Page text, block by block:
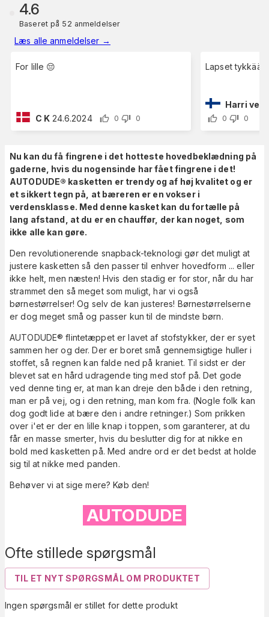
4.6
Baseret på 52 anmeldelser
Læs alle anmeldelser →
For lille 😔
C K 24.6.2024 0 0
Lapset tykkää
Harri
0 0
Ofte stillede spørgsmål
TIL ET NYT SPØRGSMÅL OM PRODUKTET
Ingen spørgsmål er stillet for dette produkt
Nu kan du få fingrene i det hotteste hovedbeklædning på
gaderne, hvis du nogensinde har fået fingrene i det!
AUTODUDE® kasketten er trendy og af høj kvalitet og er
et sikkert tegn på, at bæreren er en vokser i
verdensklasse. Med denne kasket kan du fortælle på
lang afstand, at du er en chauffør, der kan noget, som
ikke alle kan gøre.
Den revolutionerende snapback-teknologi gør det muligt at
justere kasketten så den passer til enhver hovedform ... eller
ikke helt, men næsten! Hvis den stadig er for stor, når du har
strammet den så meget som muligt, har vi også
børnestørrelser! Og selv de kan justeres! Børnestørrelserne
er dog meget små og passer kun til de mindste børn.
AUTODUDE® flintetæppet er lavet af stofstykker, der er syet
sammen her og der. Der er boret små gennemsigtige huller i
stoffet, så regnen kan falde ned på kraniet. Til sidst er der
blevet sat en hård udragende ting med stof på. Det gode
ved denne ting er, at man kan dreje den både i den retning,
man er på vej, og i den retning, man kom fra. (Nogle folk kan
dog godt lide at bære den i andre retninger.) Som prikken
over i'et er der en lille knap i toppen, som garanterer, at du
får en masse smerter, hvis du beslutter dig for at nikke en
bold med kasketten på. Med andre ord er det bedst at holde
sig til at nikke med panden.
Behøver vi at sige mere? Køb den!
AUTODUDE